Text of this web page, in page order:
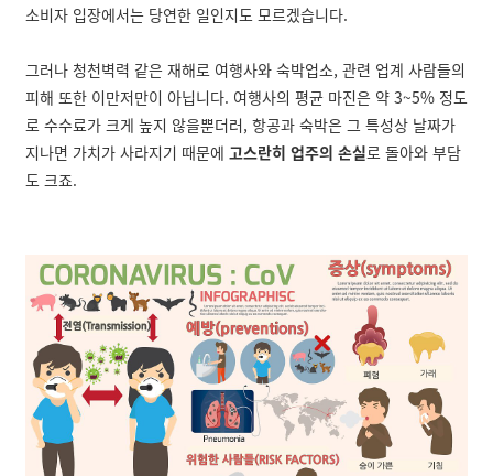
소비자 입장에서는 당연한 일인지도 모르겠습니다.
그러나 청천벽력 같은 재해로 여행사와 숙박업소, 관련 업계 사람들의
피해 또한 이만저만이 아닙니다. 여행사의 평균 마진은 약 3~5% 정도
로 수수료가 크게 높지 않을뿐더러, 항공과 숙박은 그 특성상 날짜가
지나면 가치가 사라지기 때문에 고스란히 업주의 손실로 돌아와 부담
도 크죠.